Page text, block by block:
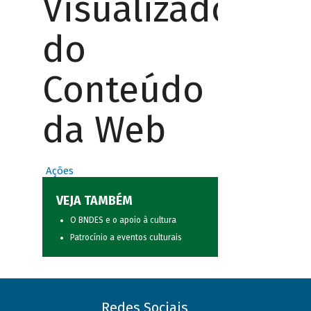
Visualizador
do
Conteúdo
da Web
Ações
VEJA TAMBÉM
O BNDES e o apoio à cultura
Patrocínio a eventos culturais
Redes Sociais